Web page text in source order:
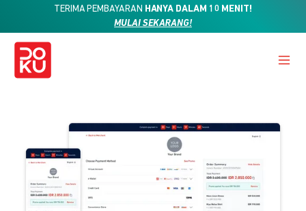
TERIMA PEMBAYARAN HANYA DALAM 10 MENIT!
MULAI SEKARANG!